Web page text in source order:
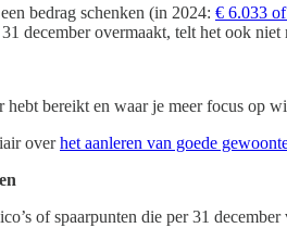
bedrag schenken (in 2024: € 6.033
december overmaakt, telt het ook
hebt bereikt en waar je meer focus
overhet aanleren van goede
of spaarpunten die per 31 december